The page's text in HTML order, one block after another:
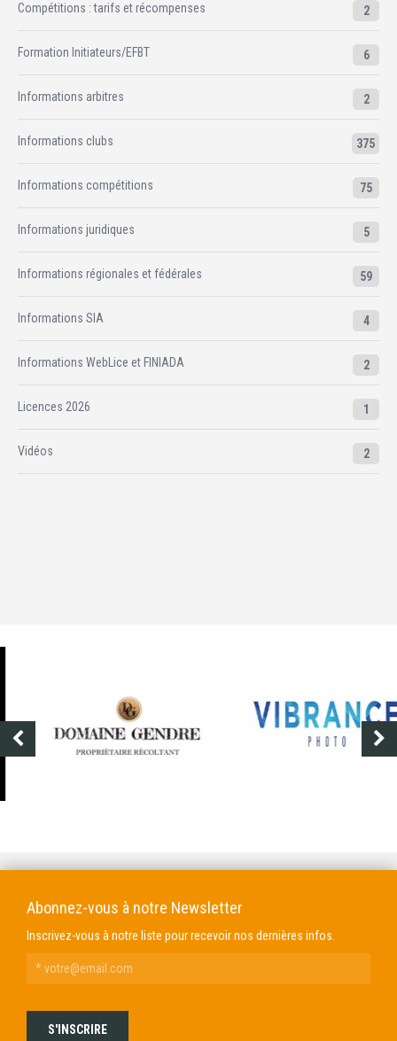
Compétitions : tarifs et récompenses 2
Formation Initiateurs/EFBT 6
Informations arbitres 2
Informations clubs 375
Informations compétitions 75
Informations juridiques 5
Informations régionales et fédérales 59
Informations SIA 4
Informations WebLice et FINIADA 2
Licences 2026 1
Vidéos 2
Abonnez-vous à notre Newsletter
Inscrivez-vous à notre liste pour recevoir nos dernières infos.